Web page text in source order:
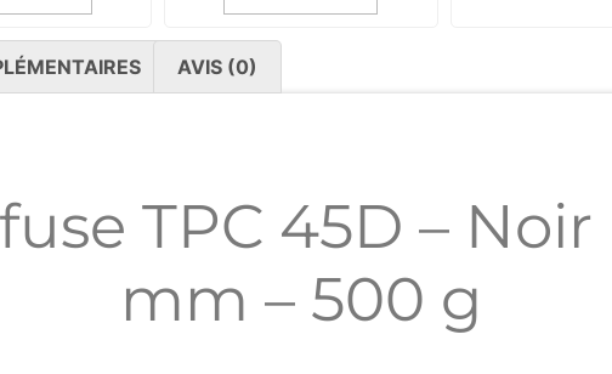
AVIS (0)
TPC 45D – Noir
mm – 500 g